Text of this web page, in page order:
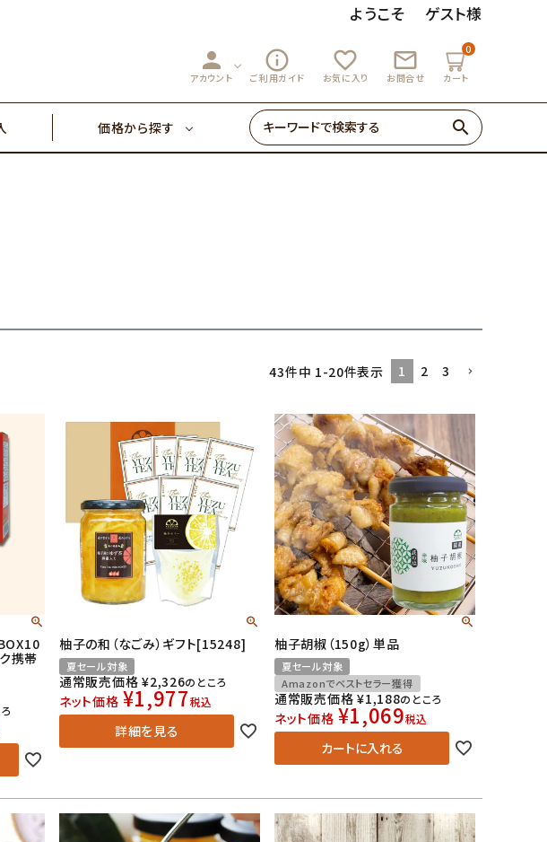
ようこそ ゲスト様
person
アカウント
info_outline
ご利用ガイド
favorite_outline
お気に入り
mail_outline
お問合せ
0
カート
初めての方へ
価格から探す search
マーマレード
辛味調味料・塩 ゼリー・あめ
～ 3,000円～
～
43件中 1-20件表示 1 2 3
携帯
柚子の和（なごみ）ギフト[15248]
夏セール対象
通常販売価格 ¥2,326のところ
ネット価格 ¥1,977税込
詳細を見る
柚子胡椒（150g）単品
夏セール対象
Amazonでベストセラー獲得
通常販売価格 ¥1,188のところ
ネット価格 ¥1,069税込
カートに入れる